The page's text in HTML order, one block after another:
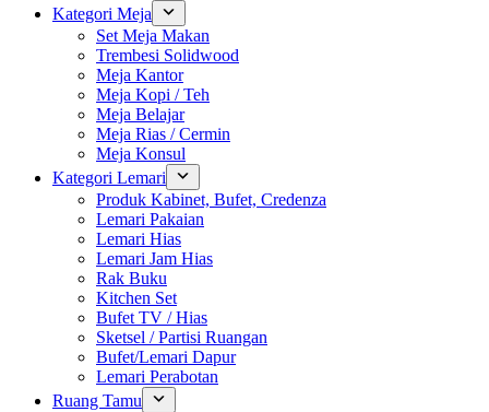
Kategori Meja
Set Meja Makan
Trembesi Solidwood
Meja Kantor
Meja Kopi / Teh
Meja Belajar
Meja Rias / Cermin
Meja Konsul
Kategori Lemari
Produk Kabinet, Bufet, Credenza
Lemari Pakaian
Lemari Hias
Lemari Jam Hias
Rak Buku
Kitchen Set
Bufet TV / Hias
Sketsel / Partisi Ruangan
Bufet/Lemari Dapur
Lemari Perabotan
Ruang Tamu